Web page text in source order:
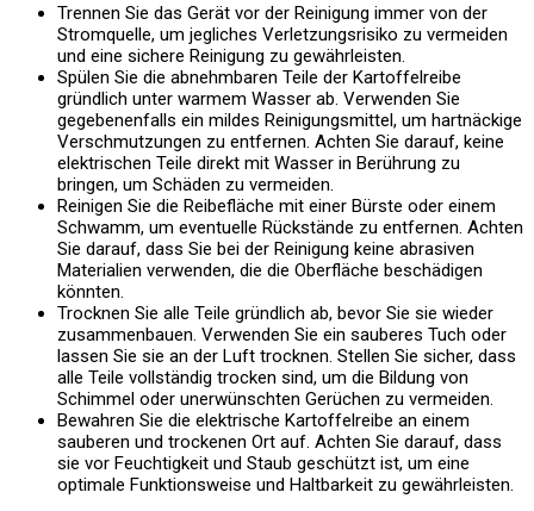
Trennen Sie das Gerät vor der Reinigung immer von der
Stromquelle, um jegliches Verletzungsrisiko zu vermeiden
und eine sichere Reinigung zu gewährleisten.
Spülen Sie die abnehmbaren Teile der Kartoffelreibe
gründlich unter warmem Wasser ab. Verwenden Sie
gegebenenfalls ein mildes Reinigungsmittel, um hartnäckige
Verschmutzungen zu entfernen. Achten Sie darauf, keine
elektrischen Teile direkt mit Wasser in Berührung zu
bringen, um Schäden zu vermeiden.
Reinigen Sie die Reibefläche mit einer Bürste oder einem
Schwamm, um eventuelle Rückstände zu entfernen. Achten
Sie darauf, dass Sie bei der Reinigung keine abrasiven
Materialien verwenden, die die Oberfläche beschädigen
könnten.
Trocknen Sie alle Teile gründlich ab, bevor Sie sie wieder
zusammenbauen. Verwenden Sie ein sauberes Tuch oder
lassen Sie sie an der Luft trocknen. Stellen Sie sicher, dass
alle Teile vollständig trocken sind, um die Bildung von
Schimmel oder unerwünschten Gerüchen zu vermeiden.
Bewahren Sie die elektrische Kartoffelreibe an einem
sauberen und trockenen Ort auf. Achten Sie darauf, dass
sie vor Feuchtigkeit und Staub geschützt ist, um eine
optimale Funktionsweise und Haltbarkeit zu gewährleisten.